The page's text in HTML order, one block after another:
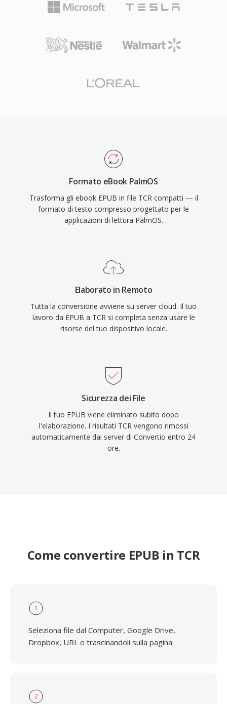
Formato eBook PalmOS
Trasforma gli ebook EPUB in file TCR compatti — il
formato di testo compresso progettato per le
applicazioni di lettura PalmOS.
Elaborato in Remoto
Tutta la conversione avviene su server cloud. Il tuo
lavoro da EPUB a TCR si completa senza usare le
risorse del tuo dispositivo locale.
Sicurezza dei File
Il tuo EPUB viene eliminato subito dopo
l'elaborazione. I risultati TCR vengono rimossi
automaticamente dai server di Convertio entro 24
ore.
Come convertire EPUB in TCR
1
Seleziona file dal Computer, Google Drive,
Dropbox, URL o trascinandoli sulla pagina.
2